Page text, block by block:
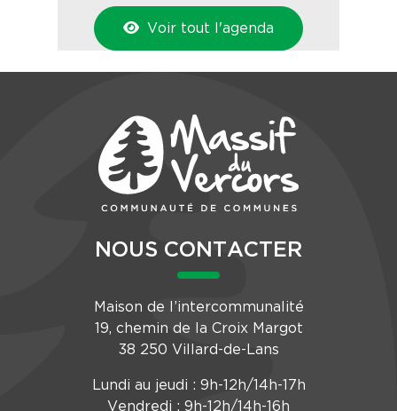
Voir tout l'agenda
NOUS CONTACTER
Maison de l’intercommunalité
19, chemin de la Croix Margot
38 250 Villard-de-Lans
Lundi au jeudi : 9h-12h/14h-17h
Vendredi : 9h-12h/14h-16h